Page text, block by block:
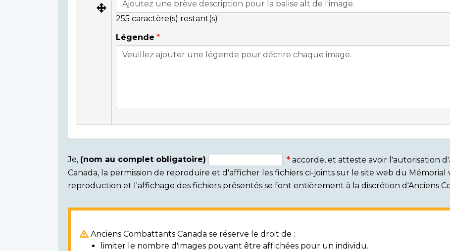
255 caractère(s) restant(s)
Légende
Consent
section
Je, (nom au complet obligatoire)
accorde, et atteste avoir l'autorisation
Canada, la permission de reproduire et d'afficher les fichiers ci-joints sur le site web du
reproduction et l'affichage des fichiers présentés se font entièrement à la discrétion d'Anciens
Anciens Combattants Canada se réserve le droit de :
limiter le nombre d'images pouvant être affichées pour un individu.